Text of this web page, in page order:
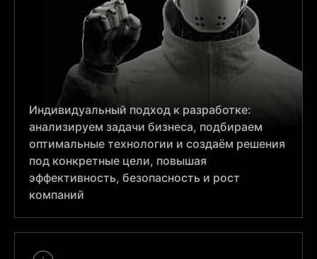
Индивидуальный подход к разработке:
анализируем задачи бизнеса, подбираем
оптимальные технологии и создаём решения
под конкретные цели, повышая
эффективность, безопасность и рост
компаний